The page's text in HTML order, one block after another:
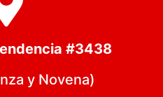
#3438
y Novena)